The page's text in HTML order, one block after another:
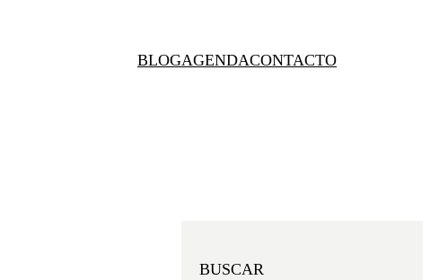
BLOGAGENDACONTACTO
BUSCAR